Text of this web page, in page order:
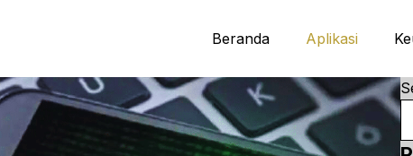
Beranda Aplikasi